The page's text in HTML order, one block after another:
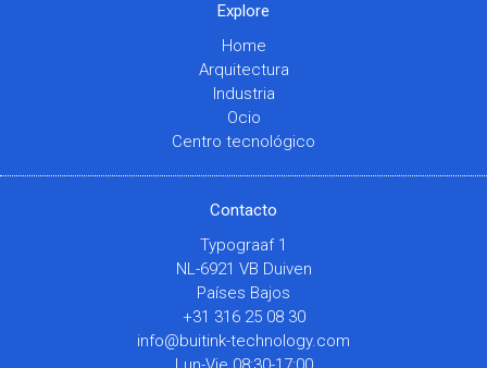
Explore
Home
Arquitectura
Industria
Ocio
Centro tecnológico
Contacto
Typograaf 1
NL-6921 VB Duiven
Países Bajos
+31 316 25 08 30
info@buitink-technology.com